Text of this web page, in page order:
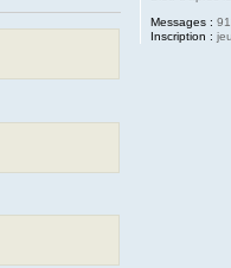
Messages :
Inscription :